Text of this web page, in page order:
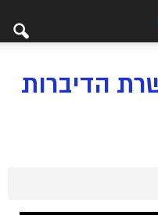
הדיברות